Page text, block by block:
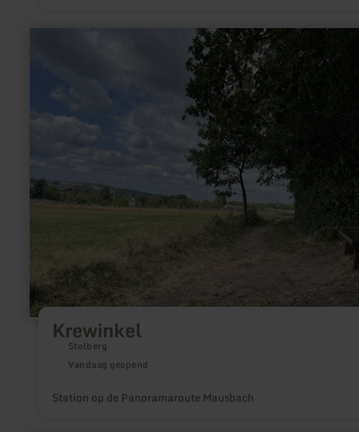
Krewinkel
Stolberg
Vandaag geopend
Station op de Panoramaroute Mausbach